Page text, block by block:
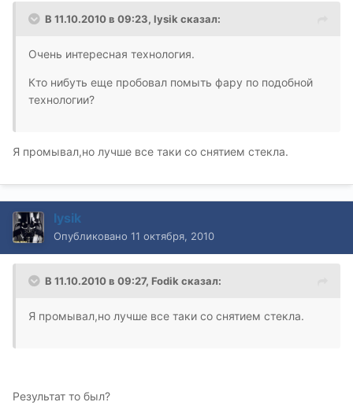
В 11.10.2010 в 09:23, lysik сказал:
Очень интересная технология.
Кто нибуть еще пробовал помыть фару по подобной
технологии?
Я промывал,но лучше все таки со снятием стекла.
lysik
Опубликовано 11 октября, 2010
В 11.10.2010 в 09:27, Fodik сказал:
Я промывал,но лучше все таки со снятием стекла.
Результат то был?